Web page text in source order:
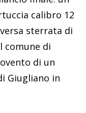
calibro 12
sterrata di
comune di
di un
Giugliano in